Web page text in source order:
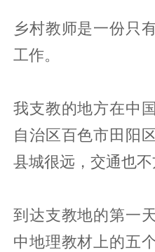
乡村教师是一份只
工作。
我支教的地方在中
自治区百色市田阳
县城很远，交通也不
到达支教地的第一
中地理教材上的五